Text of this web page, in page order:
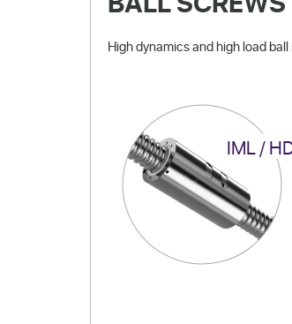
High dynamics and high load
IML /